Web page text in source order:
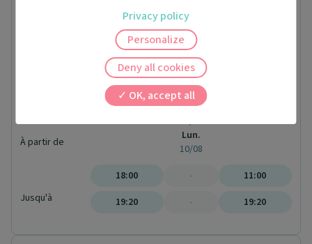
Pharmacie du Marché Rose des Vents
À partir de
Jusqu'à
Sam.
08/08
Dim.
09/08
Lun.
10/08
18:00
19:20
-
-
11:00
19:20
OK, accept all
Deny all cookies
Personalize
Privacy policy